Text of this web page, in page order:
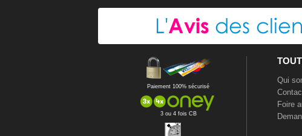
Paiement 100% sécurisé
3 ou 4 fois CB
Qui
Foire